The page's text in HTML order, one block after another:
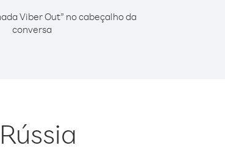
Viber Out” no cabeçalho da
conversa